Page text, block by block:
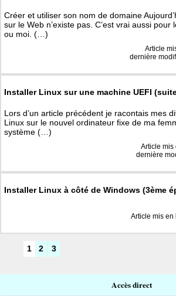
Créer et utiliser son nom de domaine
sur le Web n’existe pas. C’est vrai aussi pour
ou moi. (…)
Article
dernière
Installer Linux sur une machine UEFI
Lors d’un article précédent je racontais mes
Linux sur le nouvel ordinateur fixe de ma
système (…)
Article mis
dernière
Installer Linux à côté de Windows (3ème
Article mis en
1 2 3
Accès direct